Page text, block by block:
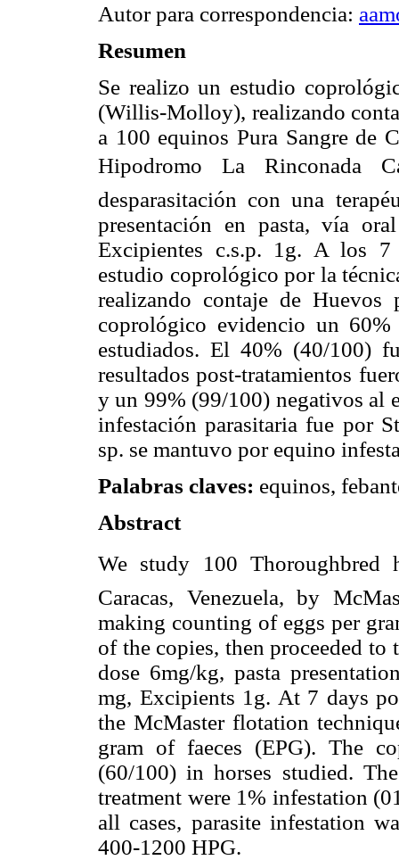
Autor para correspondencia:
Resumen
Se realizo un estudio
(Willis-Molloy), realizando
a 100 equinos Pura Sangre de
Hipodromo La Rinconada
desparasitación con una
presentación en pasta, vía
Excipientes c.s.p. 1g. A los 7
estudio coprológico por la
realizando contaje de
coprológico evidencio un
estudiados. El 40% (40/100)
resultados post-tratamientos
y un 99% (99/100) negativos al
infestación parasitaria fue por
sp. se mantuvo por equino
Palabras claves: equinos,
Abstract
We study 100 Thoroughbred
Caracas, Venezuela, by
making counting of eggs per
of the copies, then proceeded to
dose 6mg/kg, pasta
mg, Excipients 1g. At 7 days
the McMaster flotation
gram of faeces (EPG). The
(60/100) in horses studied.
treatment were 1% infestation
all cases, parasite infestation
400-1200 HPG.